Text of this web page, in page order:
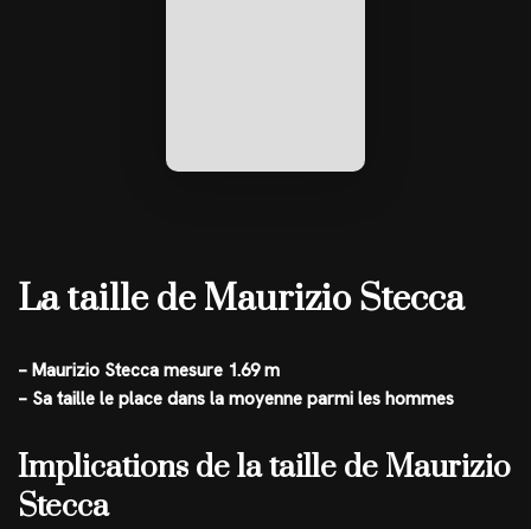
La taille de Maurizio Stecca
– Maurizio Stecca mesure 1.69 m
– Sa taille le place dans la moyenne parmi les hommes
Implications de la taille de Maurizio
Stecca